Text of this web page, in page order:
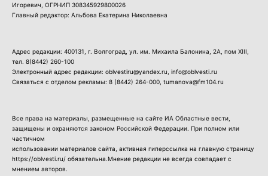
Игоревич, ОГРНИП 308345929800026
Главный редактор: Альбова Екатерина Николаевна
Адрес редакции: 400131, г. Волгоград, ул. им. Михаила Балонина, 2А, пом XIII,
тел. 8(8442) 260-100
Электронный адрес редакции: oblvestiru@yandex.ru, info@oblvesti.ru
Связаться с отделом рекламы: 8 (8442) 264-000 , tumanova@fm104.ru
Все права на материалы, размещенные на сайте ИА Областные вести,
защищены и охраняются законом Российской Федерации. При полном или
частичном
использовании материалов сайта, активная гиперссылка на главную страницу
https://oblvesti.ru/ обязательна.Мнение редакции не всегда совпадает с
мнением авторов.